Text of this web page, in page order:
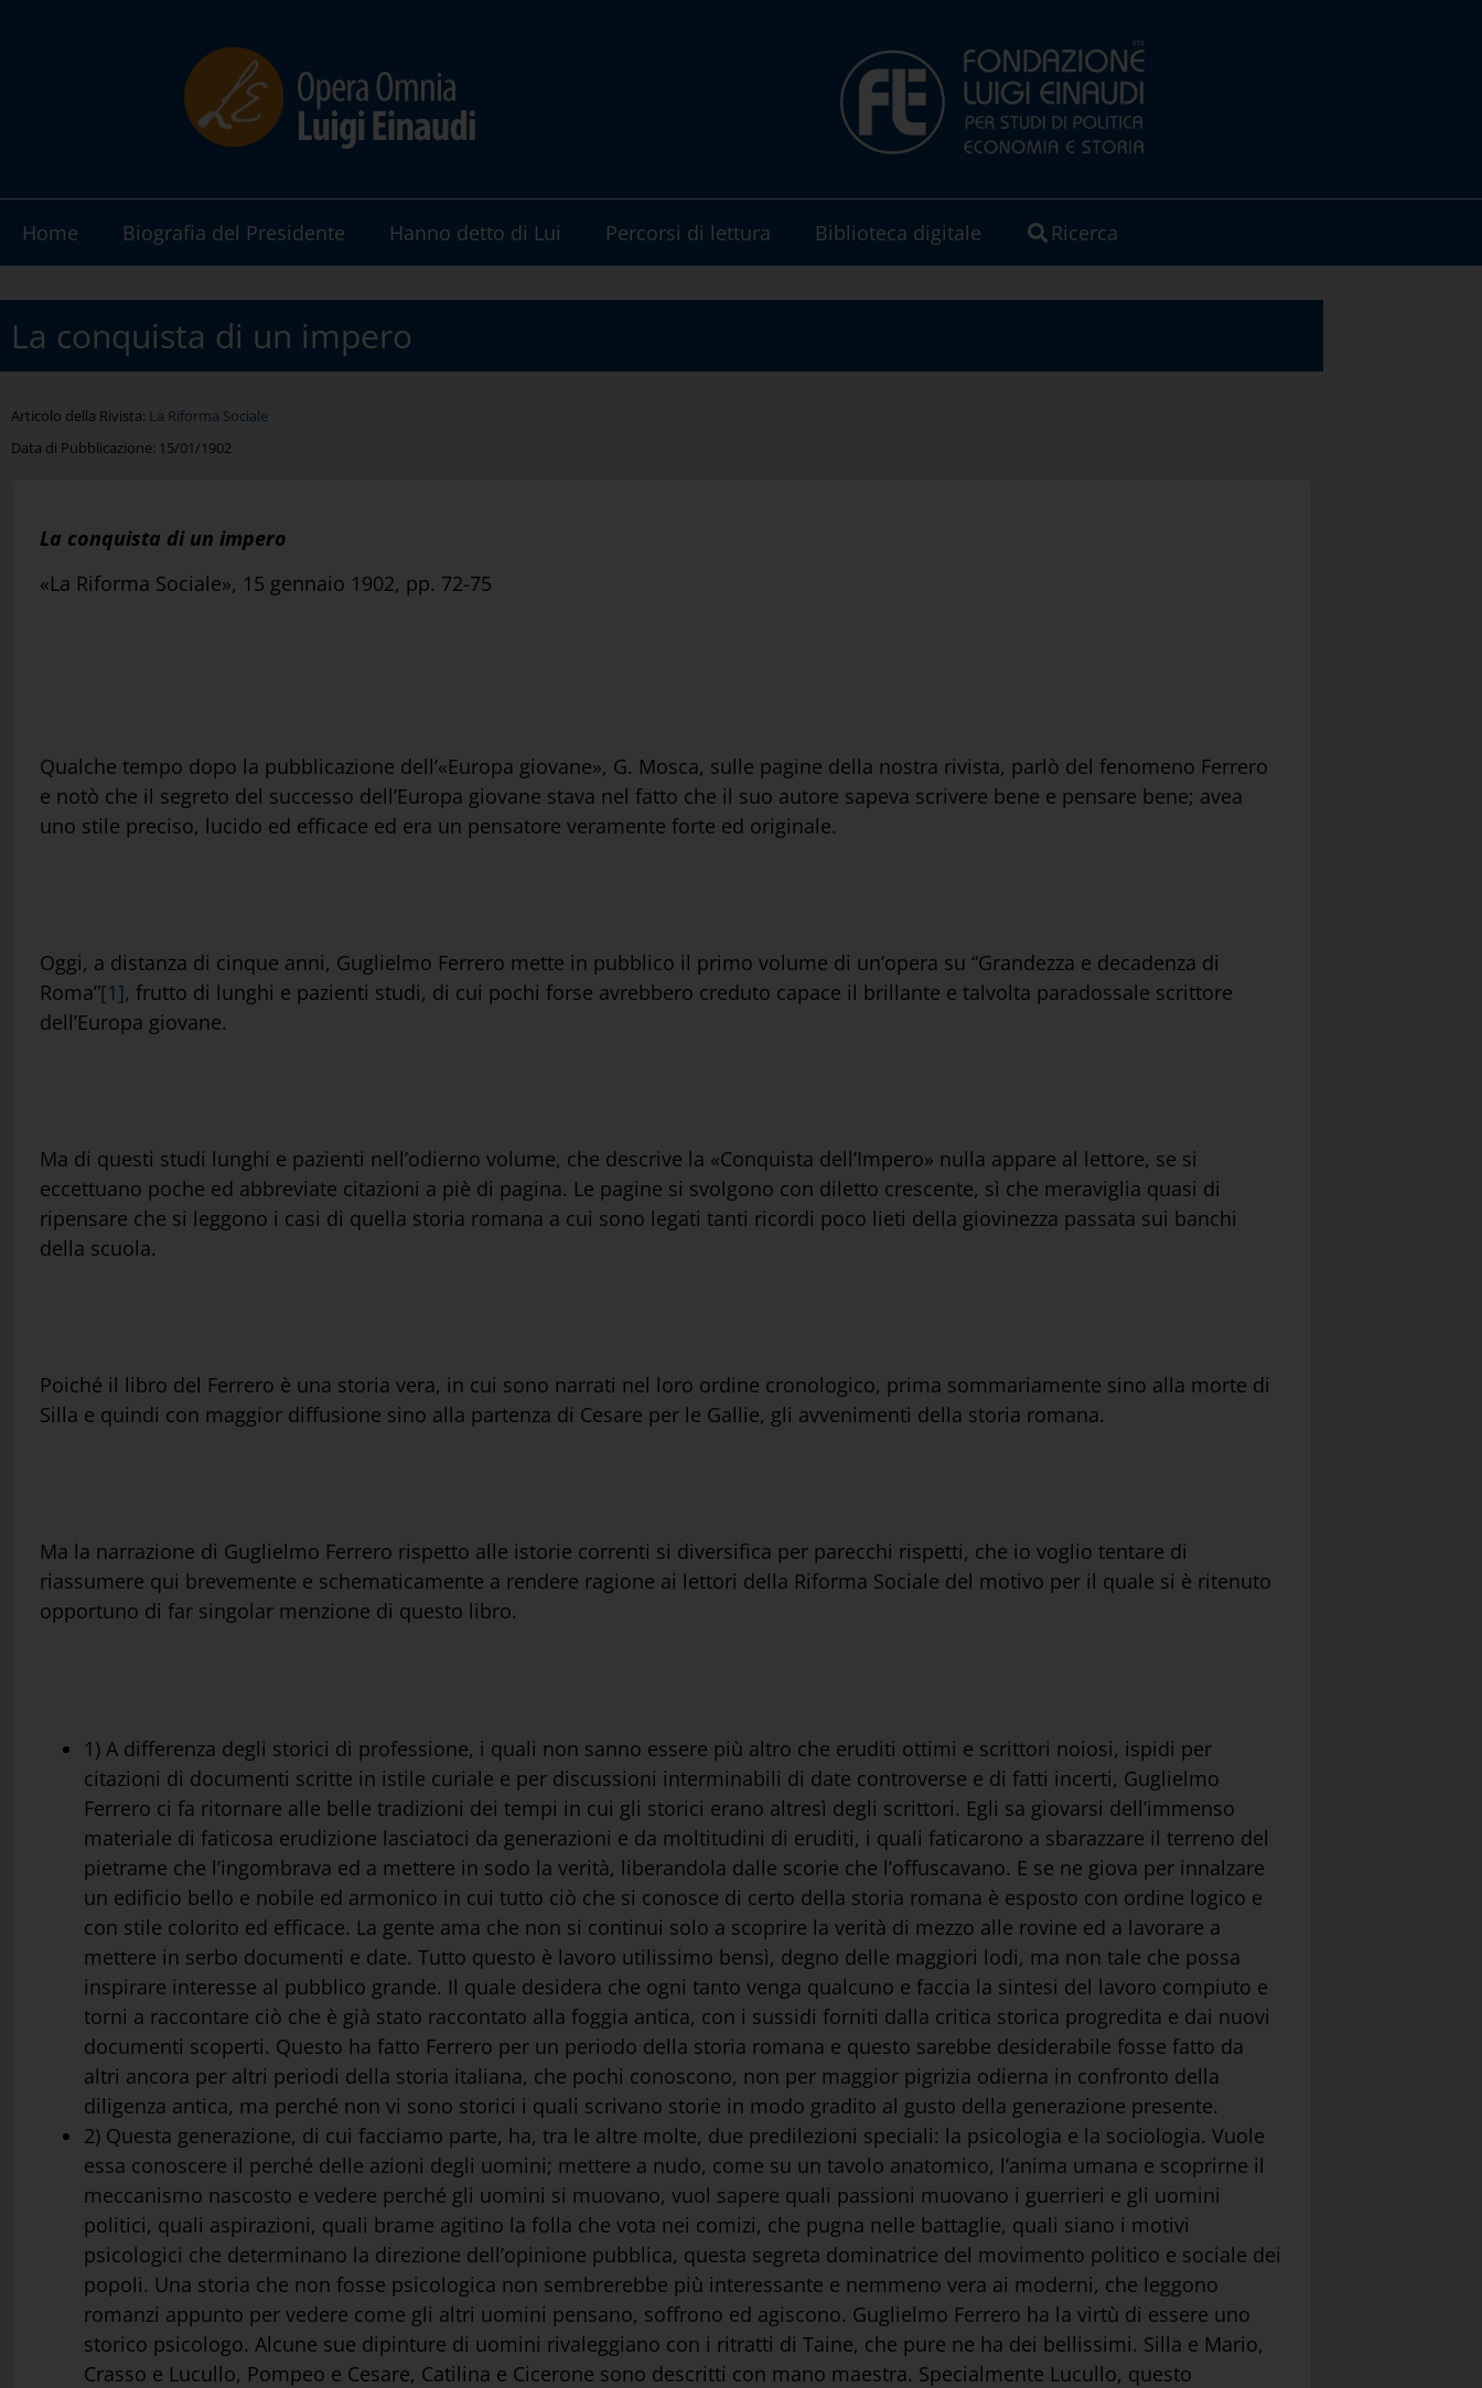
Home Biografia del Presidente Hanno detto di Lui Percorsi di lettura Biblioteca digitale Ricerca
La conquista di un impero
Articolo della Rivista: La Riforma Sociale
Data di Pubblicazione: 15/01/1902
La conquista di un impero
«La Riforma Sociale», 15 gennaio 1902, pp. 72-75
Qualche tempo dopo la pubblicazione dell’«Europa giovane», G. Mosca, sulle pagine della nostra rivista, parlò del fenomeno Ferrero
e notò che il segreto del successo dell’Europa giovane stava nel fatto che il suo autore sapeva scrivere bene e pensare bene; avea
uno stile preciso, lucido ed efficace ed era un pensatore veramente forte ed originale.
Oggi, a distanza di cinque anni, Guglielmo Ferrero mette in pubblico il primo volume di un’opera su “Grandezza e decadenza di
Roma”[1], frutto di lunghi e pazienti studi, di cui pochi forse avrebbero creduto capace il brillante e talvolta paradossale scrittore
dell’Europa giovane.
Ma di questi studi lunghi e pazienti nell’odierno volume, che descrive la «Conquista dell’Impero» nulla appare al lettore, se si
eccettuano poche ed abbreviate citazioni a piè di pagina. Le pagine si svolgono con diletto crescente, sì che meraviglia quasi di
ripensare che si leggono i casi di quella storia romana a cui sono legati tanti ricordi poco lieti della giovinezza passata sui banchi
della scuola.
Poiché il libro del Ferrero è una storia vera, in cui sono narrati nel loro ordine cronologico, prima sommariamente sino alla morte di
Silla e quindi con maggior diffusione sino alla partenza di Cesare per le Gallie, gli avvenimenti della storia romana.
Ma la narrazione di Guglielmo Ferrero rispetto alle istorie correnti si diversifica per parecchi rispetti, che io voglio tentare di
riassumere qui brevemente e schematicamente a rendere ragione ai lettori della Riforma Sociale del motivo per il quale si è ritenuto
opportuno di far singolar menzione di questo libro.
1) A differenza degli storici di professione, i quali non sanno essere più altro che eruditi ottimi e scrittori noiosi, ispidi per
citazioni di documenti scritte in istile curiale e per discussioni interminabili di date controverse e di fatti incerti, Guglielmo
Ferrero ci fa ritornare alle belle tradizioni dei tempi in cui gli storici erano altresì degli scrittori. Egli sa giovarsi dell’immenso
materiale di faticosa erudizione lasciatoci da generazioni e da moltitudini di eruditi, i quali faticarono a sbarazzare il terreno del
pietrame che l’ingombrava ed a mettere in sodo la verità, liberandola dalle scorie che l’offuscavano. E se ne giova per innalzare
un edificio bello e nobile ed armonico in cui tutto ciò che si conosce di certo della storia romana è esposto con ordine logico e
con stile colorito ed efficace. La gente ama che non si continui solo a scoprire la verità di mezzo alle rovine ed a lavorare a
mettere in serbo documenti e date. Tutto questo è lavoro utilissimo bensì, degno delle maggiori lodi, ma non tale che possa
inspirare interesse al pubblico grande. Il quale desidera che ogni tanto venga qualcuno e faccia la sintesi del lavoro compiuto e
torni a raccontare ciò che è già stato raccontato alla foggia antica, con i sussidi forniti dalla critica storica progredita e dai nuovi
documenti scoperti. Questo ha fatto Ferrero per un periodo della storia romana e questo sarebbe desiderabile fosse fatto da
altri ancora per altri periodi della storia italiana, che pochi conoscono, non per maggior pigrizia odierna in confronto della
diligenza antica, ma perché non vi sono storici i quali scrivano storie in modo gradito al gusto della generazione presente.
2) Questa generazione, di cui facciamo parte, ha, tra le altre molte, due predilezioni speciali: la psicologia e la sociologia. Vuole
essa conoscere il perché delle azioni degli uomini; mettere a nudo, come su un tavolo anatomico, l’anima umana e scoprirne il
meccanismo nascosto e vedere perché gli uomini si muovano, vuol sapere quali passioni muovano i guerrieri e gli uomini
politici, quali aspirazioni, quali brame agitino la folla che vota nei comizi, che pugna nelle battaglie, quali siano i motivi
psicologici che determinano la direzione dell’opinione pubblica, questa segreta dominatrice del movimento politico e sociale dei
popoli. Una storia che non fosse psicologica non sembrerebbe più interessante e nemmeno vera ai moderni, che leggono
romanzi appunto per vedere come gli altri uomini pensano, soffrono ed agiscono. Guglielmo Ferrero ha la virtù di essere uno
storico psicologo. Alcune sue dipinture di uomini rivaleggiano con i ritratti di Taine, che pure ne ha dei bellissimi. Silla e Mario,
Crasso e Lucullo, Pompeo e Cesare, Catilina e Cicerone sono descritti con mano maestra. Specialmente Lucullo, questo